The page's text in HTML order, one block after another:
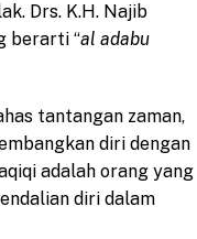
Drs. K.H. Najib
berarti “al adabu
tantangan zaman,
diri dengan
adalah orang yang
diri dalam